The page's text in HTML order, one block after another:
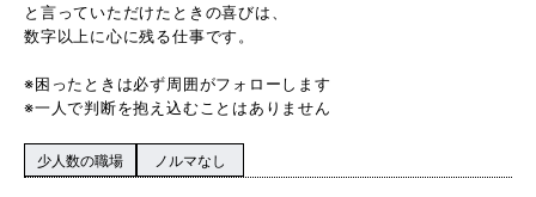
と言っていただけたときの喜びは、
数字以上に心に残る仕事です。
※困ったときは必ず周囲がフォローします
※一人で判断を抱え込むことはありません
少人数の職場 ノルマなし